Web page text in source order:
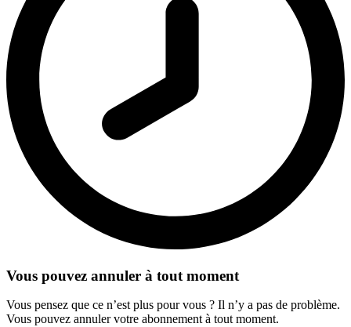
Vous pouvez annuler à tout moment
Vous pensez que ce n’est plus pour vous ? Il n’y a pas de problème.
Vous pouvez annuler votre abonnement à tout moment.